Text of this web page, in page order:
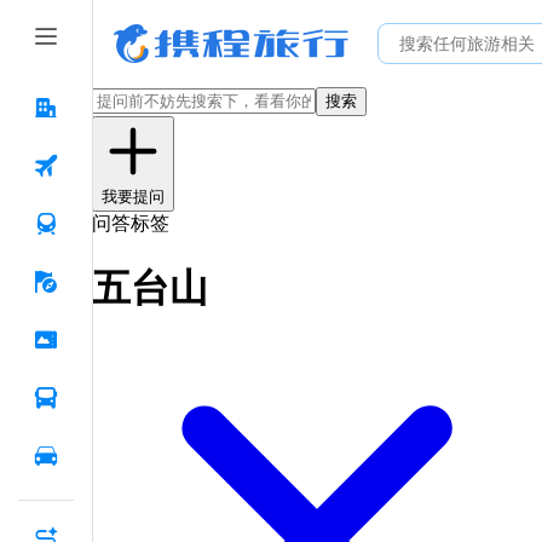
搜索
我要提问
问答标签
五台山